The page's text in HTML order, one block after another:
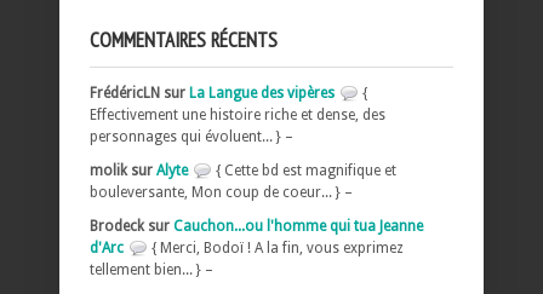
COMMENTAIRES RÉCENTS
FrédéricLN sur La Langue des vipères
{
Effectivement une histoire riche et dense, des
personnages qui évoluent... } –
molik sur Alyte
{ Cette bd est magnifique et
bouleversante, Mon coup de coeur... } –
Brodeck sur Cauchon...ou l'homme qui tua Jeanne
d'Arc
{ Merci, Bodoï ! A la fin, vous exprimez
tellement bien... } –